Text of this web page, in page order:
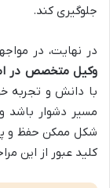
جلوگیری کند.
در نهایت، در
وکیل متخصص در
با دانش و تجربه
مسیر دشوار باشد
شکل ممکن حفظ و
کلید عبور از این